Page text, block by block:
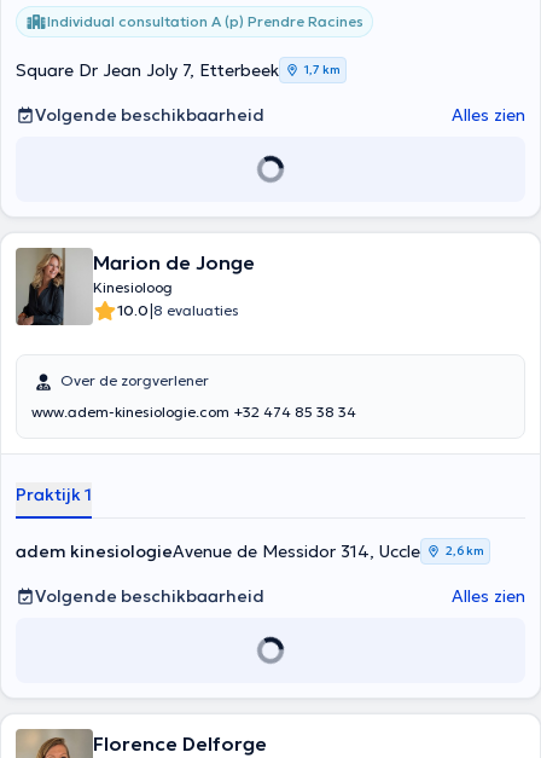
Individual consultation A (p) Prendre Racines
Square Dr Jean Joly 7, Etterbeek 1,7 km
Volgende beschikbaarheid Alles zien
Marion de Jonge
Kinesioloog
10.0|8 evaluaties
Over de zorgverlener
www.adem-kinesiologie.com +32 474 85 38 34
Praktijk 1
adem kinesiologieAvenue de Messidor 314, Uccle 2,6 km
Volgende beschikbaarheid Alles zien
Florence Delforge